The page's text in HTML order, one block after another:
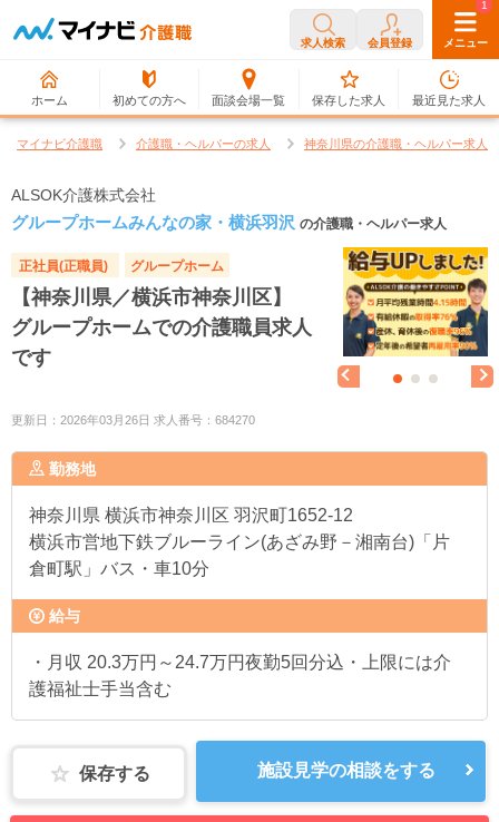
求人検索 会員登録 メニュー
ホーム 初めての方へ 面談会場一覧
0
保存した求人
1
最近見た求人
マイナビ介護職 介護職・ヘルパーの求人 神奈川県の介護職・ヘルパー求人
ALSOK介護株式会社
グループホームみんなの家・横浜羽沢 の介護職・ヘルパー求人
正社員(正職員) グループホーム
【神奈川県／横浜市神奈川区】
グループホームでの介護職員求人
です
更新日：2026年03月26日 求人番号：684270
勤務地
神奈川県 横浜市神奈川区 羽沢町1652-12
横浜市営地下鉄ブルーライン(あざみ野－湘南台)「片
倉町駅」バス・車10分
給与
・月収 20.3万円～24.7万円夜勤5回分込・上限には介
護福祉士手当含む
保存する 施設見学の相談をする